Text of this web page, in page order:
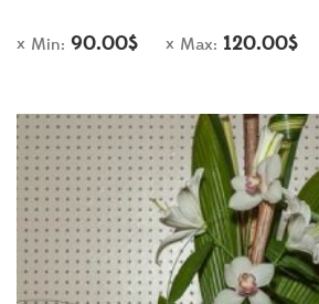
Min: 90.00$ Max: 120.00$